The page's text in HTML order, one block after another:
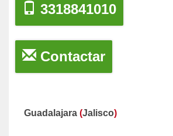
3318841010
Contactar
Guadalajara (Jalisco)